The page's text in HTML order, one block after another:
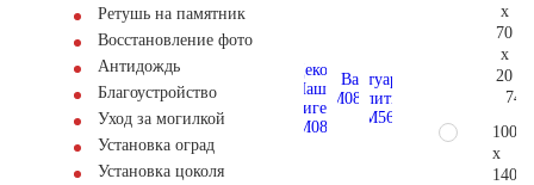
Ретушь на памятник
Восстановление фото
Антидождь
Благоустройство
Уход за могилкой
Установка оград
Установка цоколя
x
70
x
20
100
x
140